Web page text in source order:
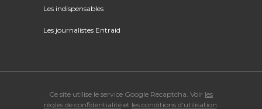
Les indispensables
Les journalistes Entraid
Ce site utilise le service Google Recaptcha. Voir les
règles de confidentialitéet les conditions d'utilisation.